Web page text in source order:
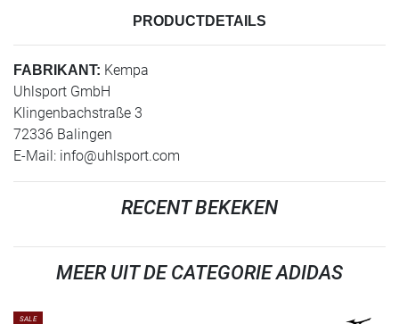
PRODUCTDETAILS
FABRIKANT: Kempa
Uhlsport GmbH
Klingenbachstraße 3
72336 Balingen
E-Mail: info@uhlsport.com
RECENT BEKEKEN
MEER UIT DE CATEGORIE ADIDAS
SALE